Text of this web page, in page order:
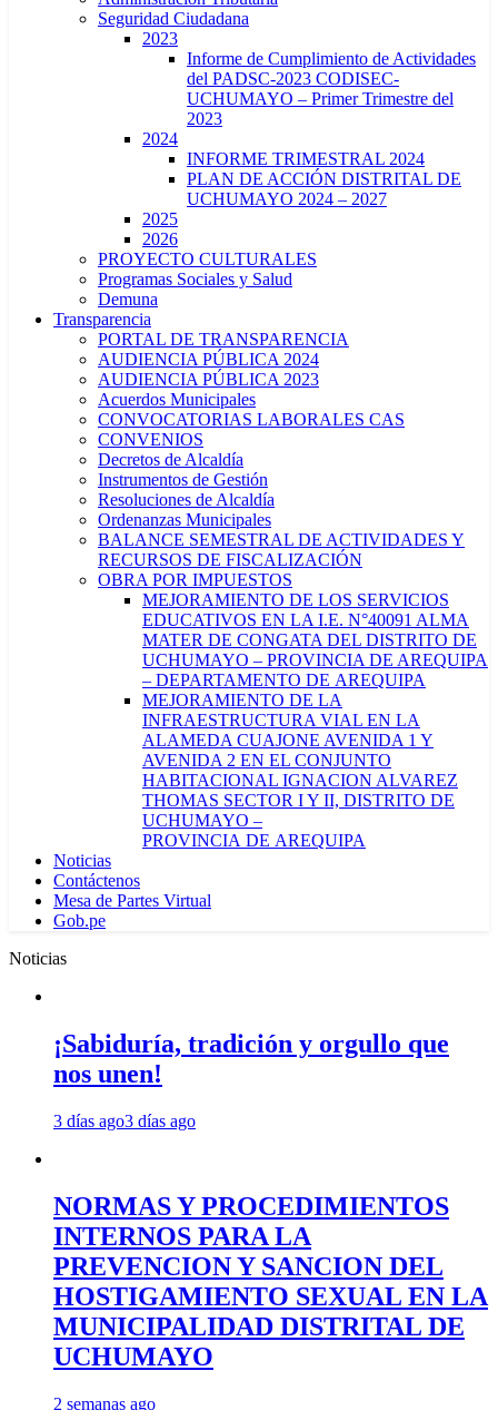
Seguridad Ciudadana
2023
Informe de Cumplimiento de Actividades
del PADSC-2023 CODISEC-
UCHUMAYO – Primer Trimestre del
2023
2024
INFORME TRIMESTRAL 2024
PLAN DE ACCIÓN DISTRITAL DE
UCHUMAYO 2024 – 2027
2025
2026
PROYECTO CULTURALES
Programas Sociales y Salud
Demuna
Transparencia
PORTAL DE TRANSPARENCIA
AUDIENCIA PÚBLICA 2024
AUDIENCIA PÚBLICA 2023
Acuerdos Municipales
CONVOCATORIAS LABORALES CAS
CONVENIOS
Decretos de Alcaldía
Instrumentos de Gestión
Resoluciones de Alcaldía
Ordenanzas Municipales
BALANCE SEMESTRAL DE ACTIVIDADES Y
RECURSOS DE FISCALIZACIÓN
OBRA POR IMPUESTOS
MEJORAMIENTO DE LOS SERVICIOS
EDUCATIVOS EN LA I.E. N°40091 ALMA
MATER DE CONGATA DEL DISTRITO DE
UCHUMAYO – PROVINCIA DE AREQUIPA
– DEPARTAMENTO DE AREQUIPA
MEJORAMIENTO DE LA
INFRAESTRUCTURA VIAL EN LA
ALAMEDA CUAJONE AVENIDA 1 Y
AVENIDA 2 EN EL CONJUNTO
HABITACIONAL IGNACION ALVAREZ
THOMAS SECTOR I Y II, DISTRITO DE
UCHUMAYO –
PROVINCIA DE AREQUIPA
Noticias
Contáctenos
Mesa de Partes Virtual
Gob.pe
Noticias
¡Sabiduría, tradición y orgullo que
nos unen!
3 días ago3 días ago
NORMAS Y PROCEDIMIENTOS
INTERNOS PARA LA
PREVENCION Y SANCION DEL
HOSTIGAMIENTO SEXUAL EN LA
MUNICIPALIDAD DISTRITAL DE
UCHUMAYO
2 semanas ago